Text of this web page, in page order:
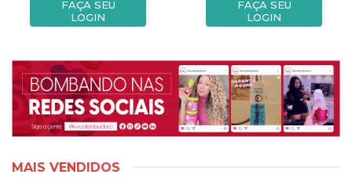
FAÇA SEU
LOGIN
FAÇA SEU
LOGIN
MAIS VENDIDOS